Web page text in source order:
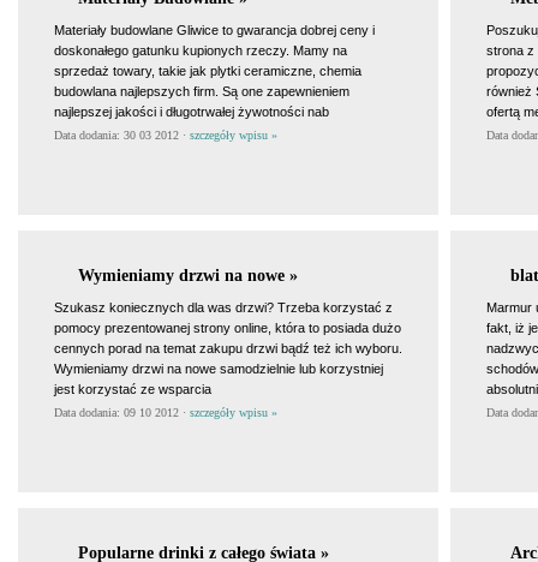
Materiały budowlane Gliwice to gwarancja dobrej ceny i
doskonałego gatunku kupionych rzeczy. Mamy na
sprzedaż towary, takie jak plytki ceramiczne, chemia
budowlana najlepszych firm. Są one zapewnieniem
najlepszej jakości i długotrwałej żywotności nab
Data dodania: 30 03 2012 · szczegóły wpisu »
strona z
również
ofertą
Data
Wymieniamy drzwi na nowe »
Szukasz koniecznych dla was drzwi? Trzeba korzystać z
pomocy prezentowanej strony online, która to posiada dużo
cennych porad na temat zakupu drzwi bądź też ich wyboru.
Wymieniamy drzwi na nowe samodzielnie lub korzystniej
jest korzystać ze wsparcia
Data dodania: 09 10 2012 · szczegóły wpisu »
Marmur
fakt, iż
Data
Popularne drinki z całego świata »